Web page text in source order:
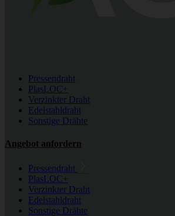
Pressendraht
PlasLOC+
Verzinkter Draht
Edelstahldraht
Sonstige Drähte
Angebot anfordern
Pressendraht
PlasLOC+
Verzinkter Draht
Edelstahldraht
Sonstige Drähte